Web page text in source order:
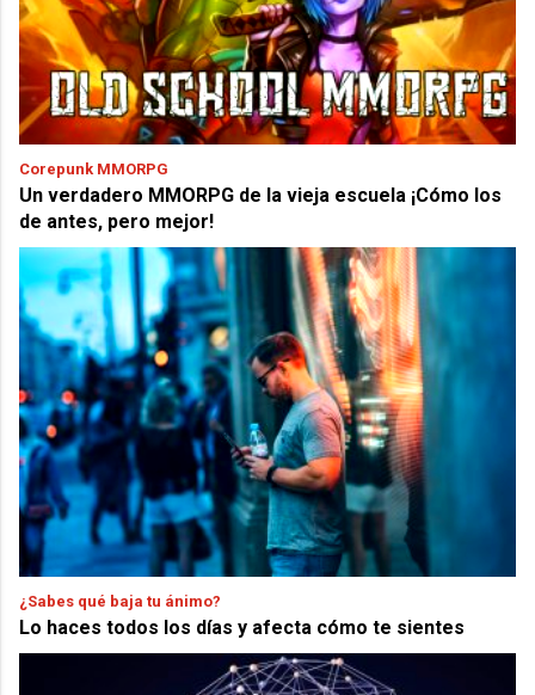
Corepunk MMORPG
Un verdadero MMORPG de la vieja escuela ¡Cómo los
de antes, pero mejor!
¿Sabes qué baja tu ánimo?
Lo haces todos los días y afecta cómo te sientes